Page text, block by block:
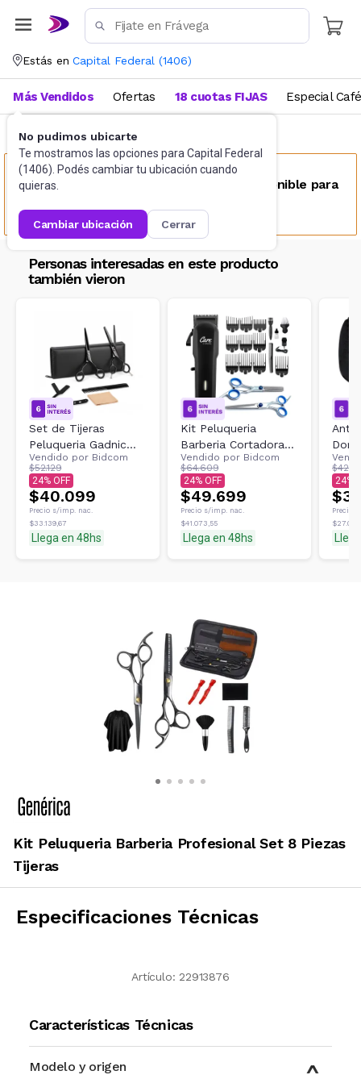
Estás en Capital Federal (1406)
No pudimos ubicarte
Te mostramos las opciones para Capital Federal
(1406). Podés cambiar tu ubicación cuando
quieras.
cambiar ubicación cerrar
Más Vendidos Ofertas 18 cuotas FIJAS Especial Café
Bazar Cajas organizadoras
Este producto no se encuentra disponible para
Personas interesadas en este producto
también vieron
Set de Tijeras
Peluqueria Gadnic
Corte Pulir y Navaja
Vendido por Bidcom
$52.129
24
$40.099
Precio s/imp. nac.
$33.139,67
Llega en 48hs
Kit Peluqueria
Barberia Cortadora
De Pelo S2000 +
Tijeras Profesional
Gadnic
Vendido por Bidcom
$64.609
24
$49.699
Precio s/imp. nac.
$41.073,55
Llega en 48hs
24
Precio
Kit Peluqueria Barberia Profesional Set 8 Piezas
Tijeras
Especificaciones Técnicas
Artículo: 22913876
Características Técnicas
Modelo y origen